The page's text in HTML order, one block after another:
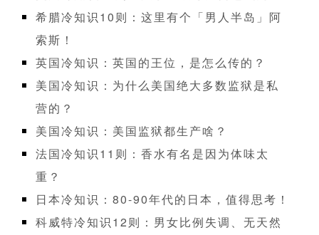
希腊冷知识10则：这里有个「男人半岛」阿
索斯！
英国冷知识：英国的王位，是怎么传的？
美国冷知识：为什么美国绝大多数监狱是私
营的？
美国冷知识：美国监狱都生产啥？
法国冷知识11则：香水有名是因为体味太
重？
日本冷知识：80-90年代的日本，值得思考！
科威特冷知识12则：男女比例失调、无天然